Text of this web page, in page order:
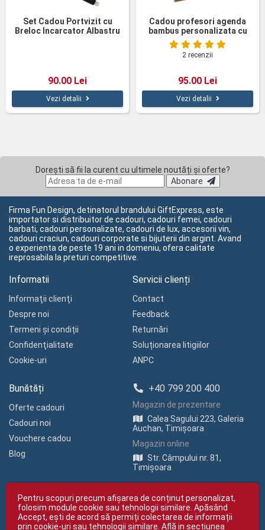
Set Cadou Portvizit cu
Breloc Incarcator Albastru
90.00 Lei
Vezi detalii
Cadou profesori agenda
bambus personalizata cu
pix
2 recenzii
95.00 Lei
Vezi detalii
Dorești să fii la curent cu ultimele noutăți și oferte?
Abonare
Firma Fun Design, detinatorul brandului GiftExpress, este
importator si distribuitor de cadouri, cadouri femei, cadouri
barbati, cadouri personalizate, cadouri de lux, accesorii vin,
cadouri craciun, cadouri corporate si bijuterii din argint. Avand
o experienta de peste 19 ani in domeniu, ofera calitate
ireprosabila la preturi competitive.
Informatii
Informaţii clienţi
Despre noi
Termeni și condiții
Confidenţialitate
Cookie-uri
Servicii clienți
Contact
Feedback
Returnări
Soluționarea litigiilor
ANPC
Bunătăți
Oferte cadouri
Cadouri noi
Vouchere cadou
Blog
+40 799 200 400
Magazin de prezentare
Calea Sagului 223, Galeria
Auchan, Timișoara
Magazin online
Str. Câmpului nr. 81,
Timișoara
Pentru scopuri precum afișarea de conținut personalizat,
folosim module cookie sau tehnologii similare. Apăsând
Accept, ești de acord să permiți colectarea de informații
prin cookie-uri sau tehnologii similare. Află in sectiunea